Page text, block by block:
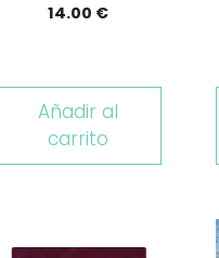
14.00 €
Añadir al
carrito